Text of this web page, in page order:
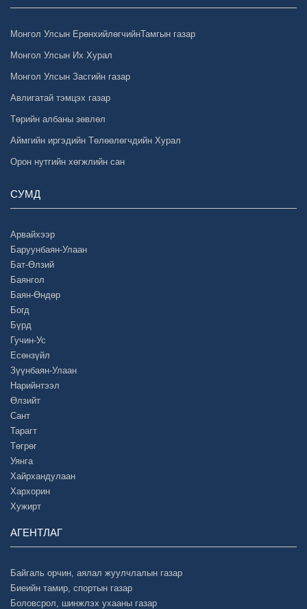
Монгол Улсын ЕрөнхийлөгчийнТамгын газар
Монгол Улсын Их Хурал
Монгол Улсын Засгийн газар
Авлигатай тэмцэх газар
Төрийн албаны зөвлөл
Аймгийн иргэдийн Төлөөлөгчдийн Хурал
Орон нутгийн хөгжлийн сан
СУМД
Арвайхээр
Баруунбаян-Улаан
Бат-Өлзий
Баянгол
Баян-Өндөр
Богд
Бүрд
Гучин-Ус
Есөнзүйл
Зүүнбаян-Улаан
Нарийнтээл
Өлзийт
Сант
Тарагт
Төгрөг
Уянга
Хайрхандулаан
Хархорин
Хужирт
АГЕНТЛАГ
Байгаль орчин, аялал жуулчлалын газар
Биеийн тамир, спортын газар
Боловсрол, шинжлэх ухааны газар